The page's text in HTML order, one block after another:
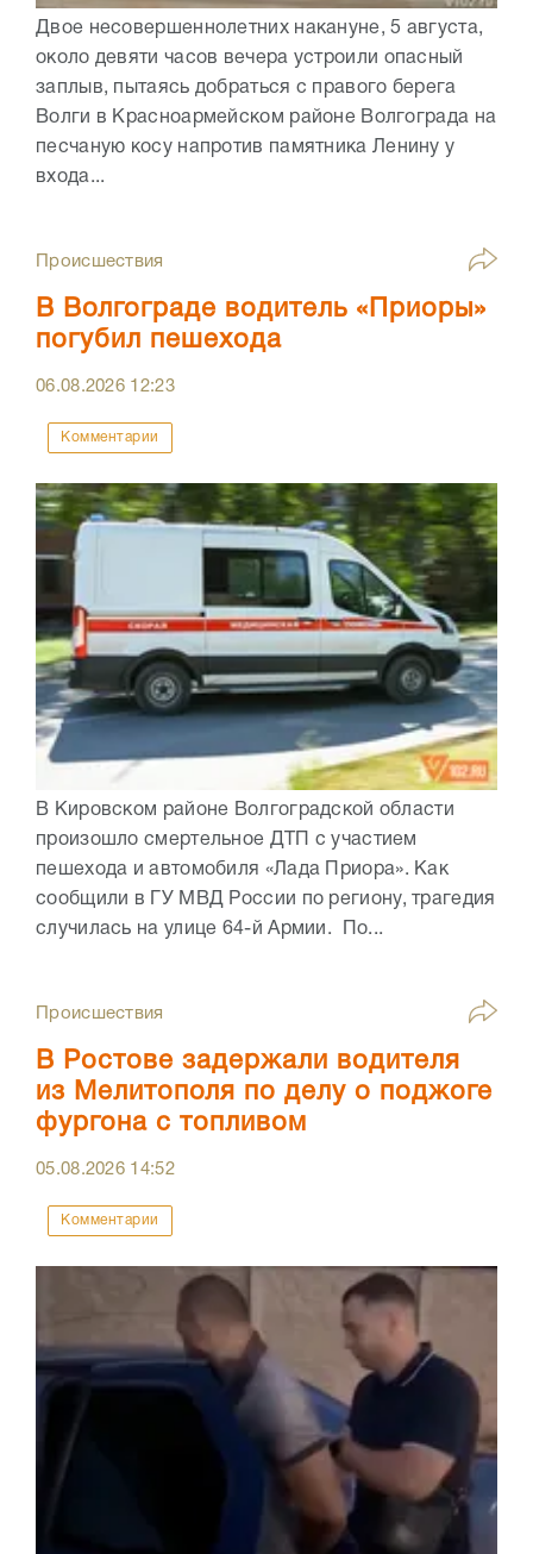
Двое несовершеннолетних накануне, 5 августа,
около девяти часов вечера устроили опасный
заплыв, пытаясь добраться с правого берега
Волги в Красноармейском районе Волгограда на
песчаную косу напротив памятника Ленину у
входа...
Происшествия
В Волгограде водитель «Приоры»
погубил пешехода
06.08.2026 12:23
Комментарии
В Кировском районе Волгоградской области
произошло смертельное ДТП с участием
пешехода и автомобиля «Лада Приора». Как
сообщили в ГУ МВД России по региону, трагедия
случилась на улице 64-й Армии. По...
Происшествия
В Ростове задержали водителя
из Мелитополя по делу о поджоге
фургона с топливом
05.08.2026 14:52
Комментарии